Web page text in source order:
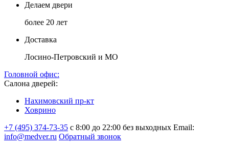
Делаем двери
более 20 лет
Доставка
Лосино-Петровский и МО
Головной офис:
Салона дверей:
Нахимовский пр-кт
Ховрино
+7 (495) 374-73-35 с 8:00 до 22:00 без выходных Email:
info@medver.ru Обратный звонок